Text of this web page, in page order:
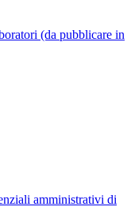
(da pubblicare in
amministrativi di